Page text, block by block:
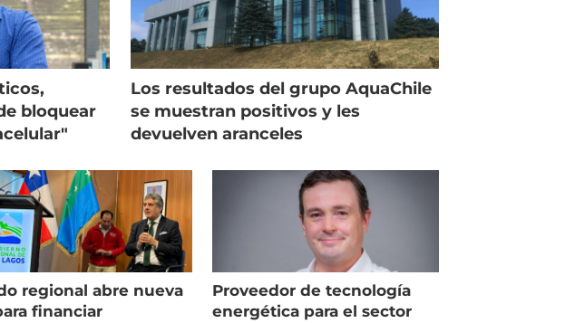
bloquear
Los resultados del grupo AquaChile
se muestran positivos y les
devuelven aranceles
regional abre nueva
financiar
Proveedor de tecnología
energética para el sector